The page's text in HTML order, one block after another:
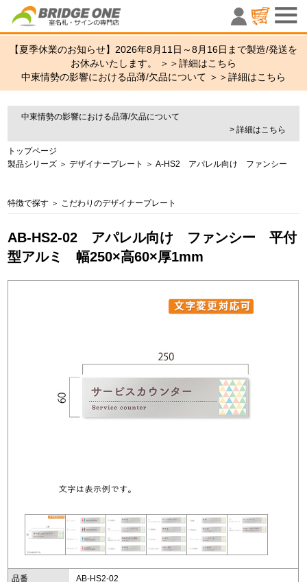
室名札・
【夏季休業のお知らせ】2026年8月11日～8月16日まで製造/発送を
お休みいたします。 ＞＞詳細はこちら
中東情勢の影響における品薄/欠品について ＞＞詳細はこちら
中東情勢の影響における品薄/欠品について
> 詳細はこちら
トップページ
製品シリーズ ＞デザイナープレート ＞A-HS2 アパレル向け ファンシー
特徴で探す ＞ こだわりのデザイナープレート
AB-HS2-02 アパレル向け ファンシー 平付
型アルミ 幅250×高60×厚1mm
品番 AB-HS2-02